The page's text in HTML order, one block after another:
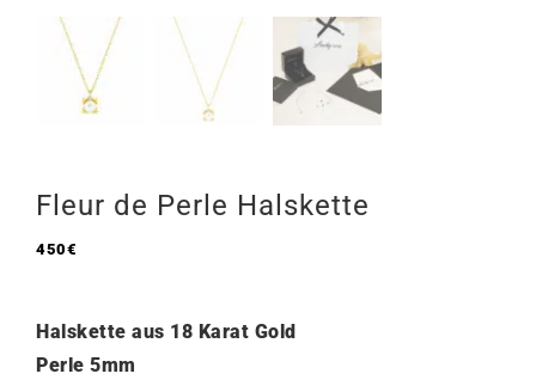
Fleur de Perle Halskette
450€
Halskette aus 18 Karat Gold
Perle 5mm